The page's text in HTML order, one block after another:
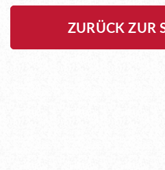
ZURÜCK ZUR